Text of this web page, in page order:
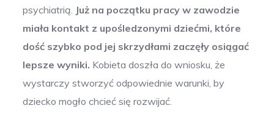
psychiatrią. Już na początku pracy w zawodzie
miała kontakt z upośledzonymi dziećmi, które
dość szybko pod jej skrzydłami zaczęły osiągać
lepsze wyniki. Kobieta doszła do wniosku, że
wystarczy stworzyć odpowiednie warunki, by
dziecko mogło chcieć się rozwijać.